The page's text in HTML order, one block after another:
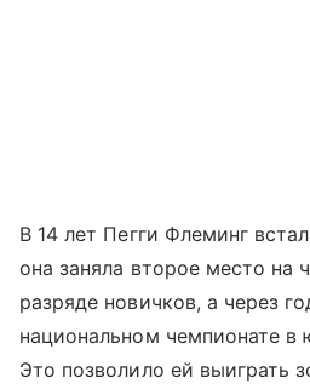
В 14 лет Пегги Флеминг
она заняла второе место на
разряде новичков, а через
национальном чемпионате в
Это позволило ей выиграть